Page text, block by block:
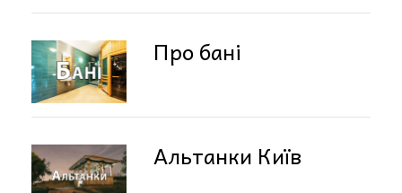
Про бані
Альтанки Київ